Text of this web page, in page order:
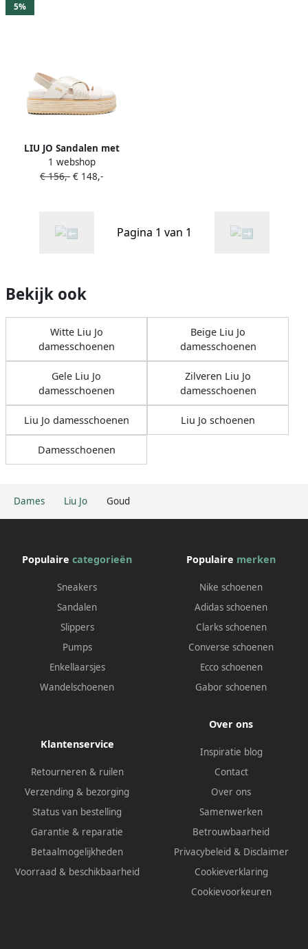
Dames Liu Jo Goud
5%
LIU JO Sandalen met
plateauzool Goud
1 webshop
€ 156,- € 148,-
Pagina 1 van 1
Bekijk ook
Witte Liu Jo
damesschoenen
Beige Liu Jo
damesschoenen
Gele Liu Jo
damesschoenen
Zilveren Liu Jo
damesschoenen
Liu Jo damesschoenen Liu Jo schoenen
Damesschoenen
Populaire categorieën
Sneakers
Sandalen
Slippers
Pumps
Enkellaarsjes
Wandelschoenen
Populaire merken
Nike schoenen
Adidas schoenen
Clarks schoenen
Converse schoenen
Ecco schoenen
Gabor schoenen
Klantenservice
Retourneren & ruilen
Verzending & bezorging
Status van bestelling
Garantie & reparatie
Betaalmogelijkheden
Voorraad & beschikbaarheid
Over ons
Inspiratie blog
Contact
Over ons
Samenwerken
Betrouwbaarheid
Privacybeleid & Disclaimer
Cookieverklaring
Cookievoorkeuren